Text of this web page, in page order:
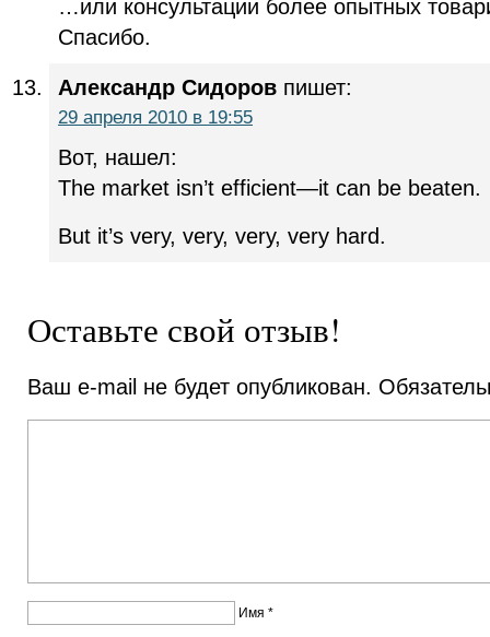
…или консультации более опытных
Спасибо.
Александр Сидоров пишет:
29 апреля 2010 в 19:55
Вот, нашел:
The market isn’t efficient—it can be beaten.
But it’s very, very, very, very hard.
Оставьте свой отзыв!
Ваш e-mail не будет опубликован.
Имя *